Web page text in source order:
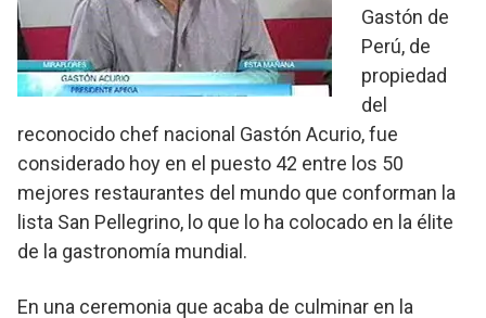
Gastón de
Perú, de
propiedad
del
reconocido chef nacional Gastón Acurio, fue
considerado hoy en el puesto 42 entre los 50
mejores restaurantes del mundo que conforman la
lista San Pellegrino, lo que lo ha colocado en la élite
de la gastronomía mundial.
En una ceremonia que acaba de culminar en la